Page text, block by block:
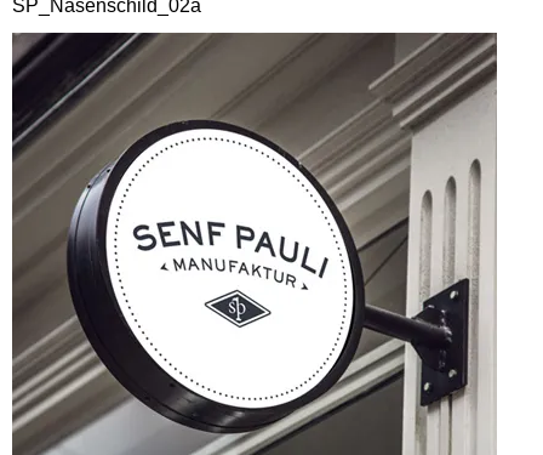
SP_Nasenschild_02a